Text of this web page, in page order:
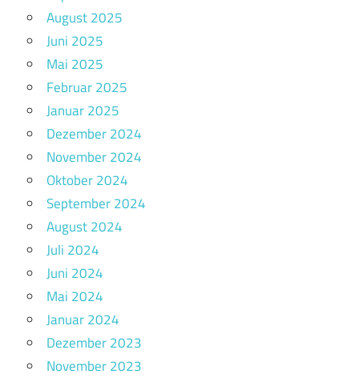
August 2025
Juni 2025
Mai 2025
Februar 2025
Januar 2025
Dezember 2024
November 2024
Oktober 2024
September 2024
August 2024
Juli 2024
Juni 2024
Mai 2024
Januar 2024
Dezember 2023
November 2023